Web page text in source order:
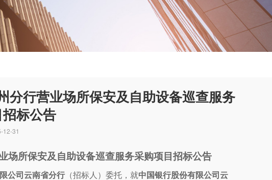
分行营业场所保安及自助设备巡查服务
标公告
12-31
场所保安及自助设备巡查服务采购项目招标公告
公司云南省分行（招标人）委托，就中国银行股份有限公司云